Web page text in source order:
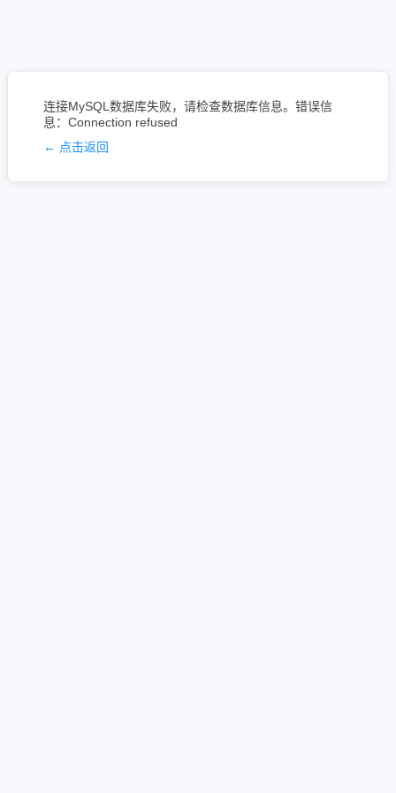
连接MySQL数据库失败，请检查数据库信息。错误信
息：Connection refused
← 点击返回